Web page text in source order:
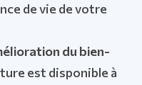
de vie de votre
du bien-
est disponible à